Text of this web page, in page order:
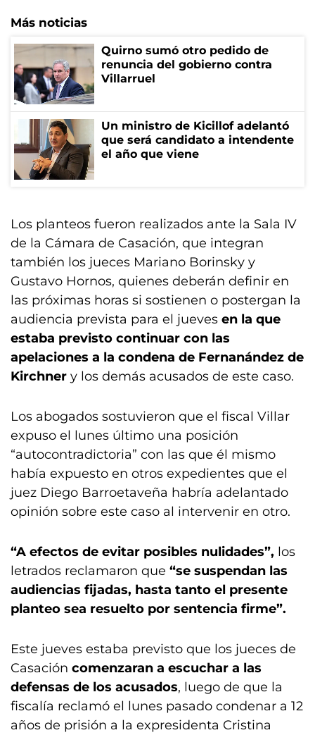
Más noticias
Quirno sumó otro pedido de
renuncia del gobierno contra
Villarruel
Un ministro de Kicillof adelantó
que será candidato a intendente
el año que viene
Los planteos fueron realizados ante la Sala IV
de la Cámara de Casación, que integran
también los jueces Mariano Borinsky y
Gustavo Hornos, quienes deberán definir en
las próximas horas si sostienen o postergan la
audiencia prevista para el jueves en la que
estaba previsto continuar con las
apelaciones a la condena de Fernanández de
Kirchner y los demás acusados de este caso.
Los abogados sostuvieron que el fiscal Villar
expuso el lunes último una posición
“autocontradictoria” con las que él mismo
había expuesto en otros expedientes que el
juez Diego Barroetaveña habría adelantado
opinión sobre este caso al intervenir en otro.
“A efectos de evitar posibles nulidades”, los
letrados reclamaron que “se suspendan las
audiencias fijadas, hasta tanto el presente
planteo sea resuelto por sentencia firme”.
Este jueves estaba previsto que los jueces de
Casación comenzaran a escuchar a las
defensas de los acusados, luego de que la
fiscalía reclamó el lunes pasado condenar a 12
años de prisión a la expresidenta Cristina